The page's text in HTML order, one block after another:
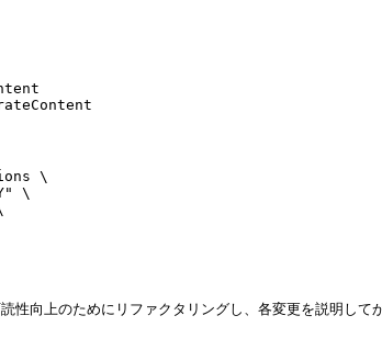
\
\
上のためにリファクタリングし、各変更を説明して